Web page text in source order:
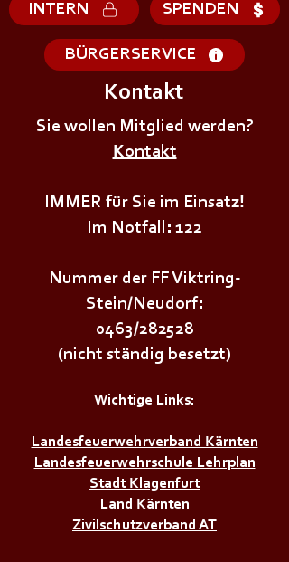
+++𝗦𝗜𝗥𝗘𝗡𝗘𝗡𝗔𝗟𝗔𝗥𝗠+++
INTERN SPENDEN
BÜRGERSERVICE
Kontakt
Sie wollen Mitglied werden?
Kontakt
IMMER für Sie im Einsatz!
Im Notfall: 122
Nummer der FF Viktring-
Stein/Neudorf:
0463/282528
(nicht ständig besetzt)
Wichtige Links:
Landesfeuerwehrverband Kärnten
Landesfeuerwehrschule Lehrplan
Stadt Klagenfurt
Land Kärnten
Zivilschutzverband AT